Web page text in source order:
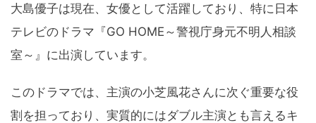
大島優子は現在、女優として活躍しており、特に日本
テレビのドラマ『GO HOME～警視庁身元不明人相談
室～』に出演しています。
このドラマでは、主演の小芝風花さんに次ぐ重要な役
割を担っており、実質的にはダブル主演とも言えるキ